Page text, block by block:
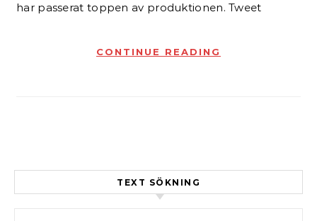
har passerat toppen av produktionen. Tweet
CONTINUE READING
TEXT SÖKNING